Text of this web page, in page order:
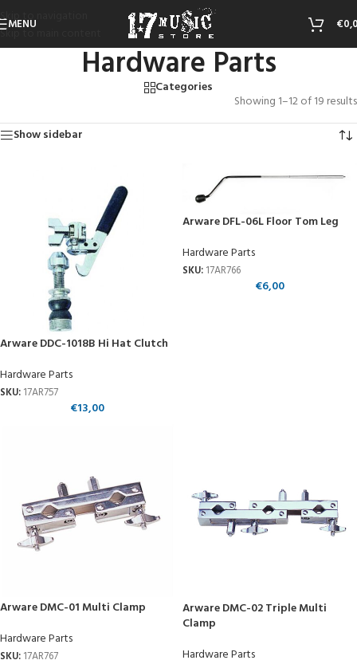
Skip to navigation
Skip to main content
MENU €
Hardware Parts
Categories
Showing 1–12 of 19 results
Show sidebar
Arware DDC-1018B Hi Hat Clutch
Hardware Parts
SKU: 17AR757
€13,00
Arware DFL-06L Floor Tom Leg
Hardware Parts
SKU: 17AR766
€6,00
Arware DMC-01 Multi Clamp
Hardware Parts
SKU: 17AR767
Arware DMC-02 Triple Multi
Clamp
Hardware Parts